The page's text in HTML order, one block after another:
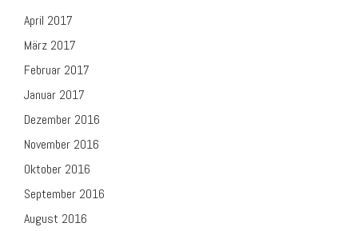
April 2017
März 2017
Februar 2017
Januar 2017
Dezember 2016
November 2016
Oktober 2016
September 2016
August 2016